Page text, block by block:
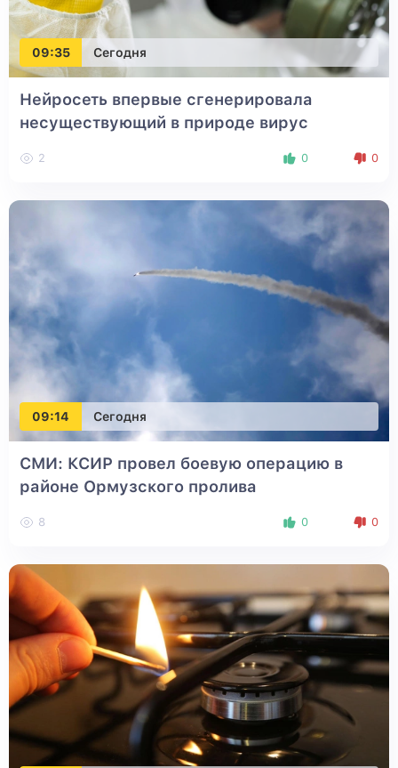
09:35 Сегодня
Нейросеть впервые сгенерировала
несуществующий в природе вирус
2 0 0
09:14 Сегодня
СМИ: КСИР провел боевую операцию в
районе Ормузского пролива
8 0 0